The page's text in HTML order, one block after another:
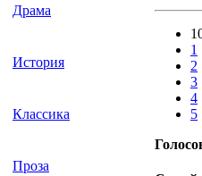
Драма
История
Классика
Проза
1
2
3
4
5